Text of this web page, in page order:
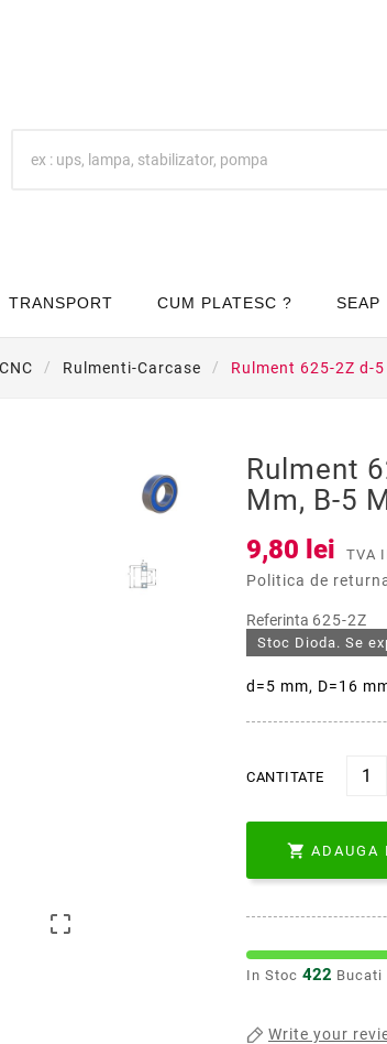
TRANSPORT CUM PLATESC ? SEAP
CNC Rulmenti-Carcase Rulment 625-2Z d-

Rulment
Mm, B-5
9,80 lei TVA
Politica de
Referinta 625-2Z
Stoc Dioda. Se
d=5 mm, D=16
CANTITATE
 ADAUGA
In Stoc 422 Bucati
Write your